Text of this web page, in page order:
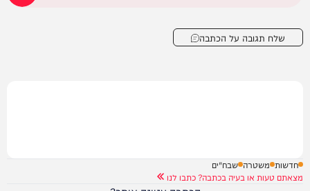
שלח תגובה על הכתבה
חדשות משטרה שבח"ים
מצאתם טעות או בעיה בכתבה? כתבו לנו